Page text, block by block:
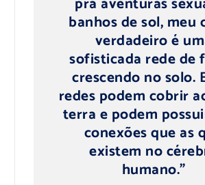
banhos de sol, meu
verdadeiro é
sofisticada rede de
crescendo no solo.
redes podem cobrir
terra e podem
conexões que as
existem no
humano.”